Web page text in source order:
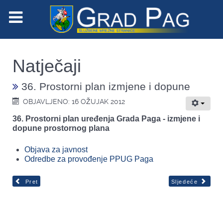
Natječaji
36. Prostorni plan izmjene i dopune
OBJAVLJENO: 16 OŽUJAK 2012
36. Prostorni plan uređenja Grada Paga - izmjene i
dopune prostornog plana
Objava za javnost
Odredbe za provođenje PPUG Paga
Pret Sljedeće